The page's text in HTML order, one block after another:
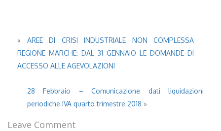
« AREE DI CRISI INDUSTRIALE NON COMPLESSA
REGIONE MARCHE: DAL 31 GENNAIO LE DOMANDE DI
ACCESSO ALLE AGEVOLAZIONI
28 Febbraio – Comunicazione dati liquidazioni
periodiche IVA quarto trimestre 2018 »
Leave Comment